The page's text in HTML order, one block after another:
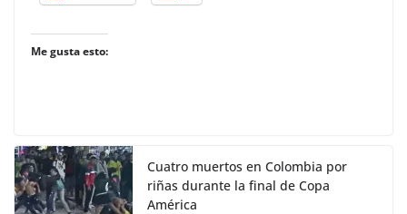
Me gusta esto:
Cuatro muertos en Colombia por
riñas durante la final de Copa
América